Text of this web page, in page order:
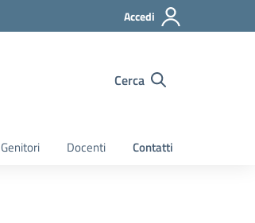
Accedi
Cerca
Genitori Docenti Contatti